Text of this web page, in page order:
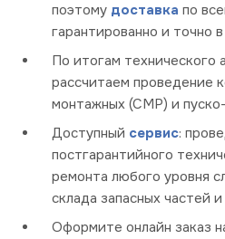
поэтому доставка по
гарантированно и точно
По итогам технического
рассчитаем проведение
монтажных (СМР) и
Доступный сервис:
постгарантийного
ремонта любого уровня
склада запасных частей
Оформите онлайн заказ